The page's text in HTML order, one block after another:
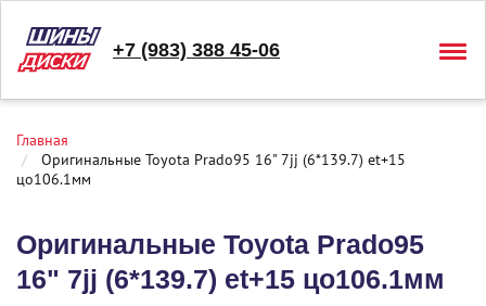
+7 (983) 388 45-06
Главная
Оригинальные Toyota Prado95 16" 7jj (6*139.7) et+15
цо106.1мм
Оригинальные Toyota Prado95
16" 7jj (6*139.7) et+15 цо106.1мм